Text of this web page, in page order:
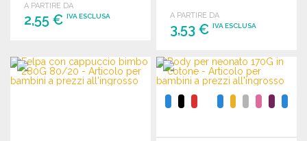
A PARTIRE DA
2,55 € IVA ESCLUSA
Richiedi un preventivo
A PARTIRE DA
3,53 €IVA ESCLUSA
ORDINARE
Richiedi un preventivo